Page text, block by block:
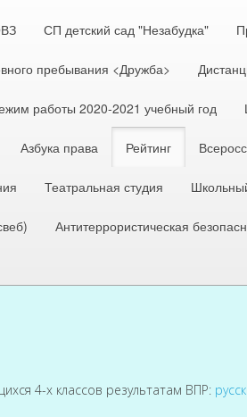
СП детский сад "Незабудка"
пребывания <Дружба>
работы 2020-2021 учебный год
Азбука права Рейтинг
Театральная студия
Антитеррористическая
4-х классов результатам ВПР: